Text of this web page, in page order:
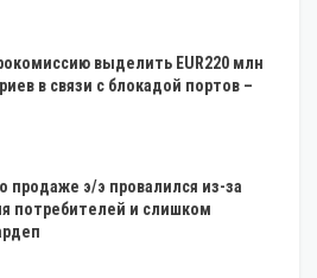
выделить EUR220 млн
в связи с блокадой портов –
продаже э/э провалился из-за
потребителей и слишком